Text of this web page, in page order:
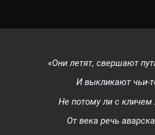
«Они летят, свершают
И выкликают чьи-
Не потому ли с
От века речь